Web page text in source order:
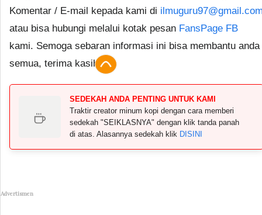
Komentar / E-mail kepada kami di
atau bisa hubungi melalui kotak pesan FansPage FB
kami. Semoga sebaran informasi ini bisa membantu anda
semua, terima kasih.
SEDEKAH ANDA PENTING UNTUK KAMI
Traktir creator minum kopi dengan cara memberi
sedekah "SEIKLASNYA" dengan klik tanda panah
di atas. Alasannya sedekah klik DISINI
Advertismen